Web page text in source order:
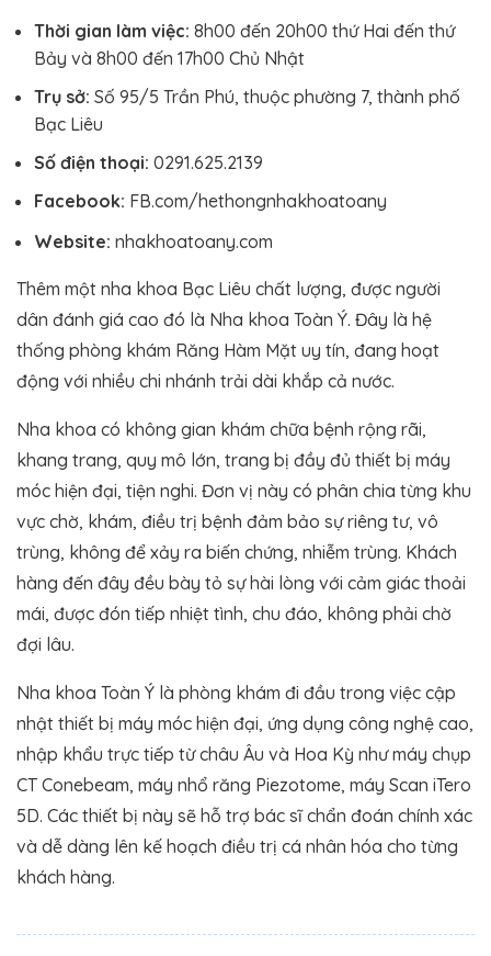
Thời gian làm việc: 8h00 đến 20h00 thứ Hai đến thứ
Bảy và 8h00 đến 17h00 Chủ Nhật
Trụ sở: Số 95/5 Trần Phú, thuộc phường 7, thành phố
Bạc Liêu
Số điện thoại: 0291.625.2139
Facebook: FB.com/hethongnhakhoatoany
Website: nhakhoatoany.com
Thêm một nha khoa Bạc Liêu chất lượng, được người
dân đánh giá cao đó là Nha khoa Toàn Ý. Đây là hệ
thống phòng khám Răng Hàm Mặt uy tín, đang hoạt
động với nhiều chi nhánh trải dài khắp cả nước.
Nha khoa có không gian khám chữa bệnh rộng rãi,
khang trang, quy mô lớn, trang bị đầy đủ thiết bị máy
móc hiện đại, tiện nghi. Đơn vị này có phân chia từng khu
vực chờ, khám, điều trị bệnh đảm bảo sự riêng tư, vô
trùng, không để xảy ra biến chứng, nhiễm trùng. Khách
hàng đến đây đều bày tỏ sự hài lòng với cảm giác thoải
mái, được đón tiếp nhiệt tình, chu đáo, không phải chờ
đợi lâu.
Nha khoa Toàn Ý là phòng khám đi đầu trong việc cập
nhật thiết bị máy móc hiện đại, ứng dụng công nghệ cao,
nhập khẩu trực tiếp từ châu Âu và Hoa Kỳ như máy chụp
CT Conebeam, máy nhổ răng Piezotome, máy Scan iTero
5D. Các thiết bị này sẽ hỗ trợ bác sĩ chẩn đoán chính xác
và dễ dàng lên kế hoạch điều trị cá nhân hóa cho từng
khách hàng.